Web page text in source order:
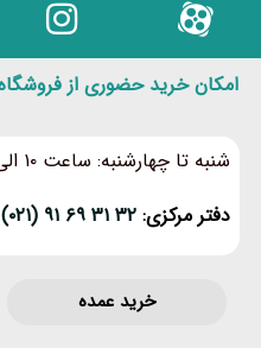
امکان خرید حضوری از
شنبه تا چهارشنبه: ساعت ۱۰ الی ۲۰، پنج شنبه‌ها: ۱۰ الی ۱۴
دفتر مرکزی: ۳۲ ۳۱ ۶۹ ۹۱ (۰۲۱)
خرید عمده